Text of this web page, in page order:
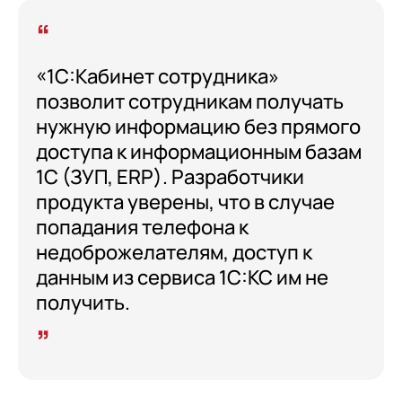
«1С:Кабинет сотрудника»
позволит сотрудникам получать
нужную информацию без прямого
доступа к информационным базам
1С (ЗУП, ERP). Разработчики
продукта уверены, что в случае
попадания телефона к
недоброжелателям, доступ к
данным из сервиса 1С:КС им не
получить.